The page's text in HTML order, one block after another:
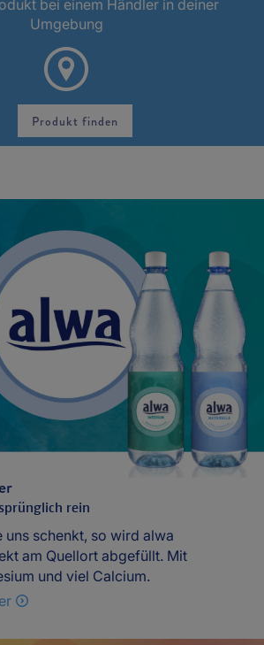
bei einem Händler in deiner
Umgebung
Produkt finden
rein
uns schenkt, so wird alwa
am Quellort abgefüllt. Mit
und viel Calcium.